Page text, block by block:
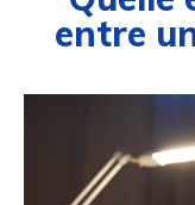
entre